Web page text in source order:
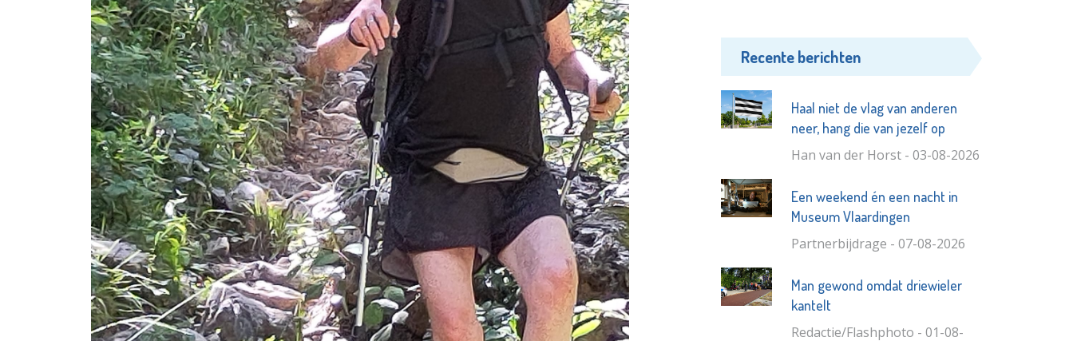
Recente berichten
Haal niet de vlag van anderen
neer, hang die van jezelf op
Han van der Horst - 03-08-2026
Een weekend én een nacht in
Museum Vlaardingen
Partnerbijdrage - 07-08-2026
Man gewond omdat driewieler
kantelt
Redactie/Flashphoto - 01-08-